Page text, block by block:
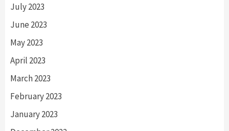
July 2023
June 2023
May 2023
April 2023
March 2023
February 2023
January 2023